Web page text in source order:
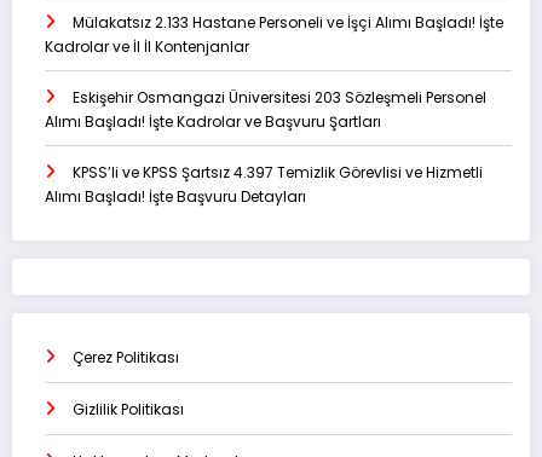
Mülakatsız 2.133 Hastane Personeli ve İşçi Alımı Başladı! İşte
Kadrolar ve İl İl Kontenjanlar
Eskişehir Osmangazi Üniversitesi 203 Sözleşmeli Personel
Alımı Başladı! İşte Kadrolar ve Başvuru Şartları
KPSS’li ve KPSS Şartsız 4.397 Temizlik Görevlisi ve Hizmetli
Alımı Başladı! İşte Başvuru Detayları
Çerez Politikası
Gizlilik Politikası